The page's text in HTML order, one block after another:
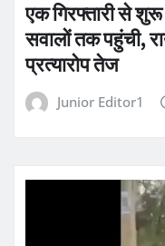
एक गिरफ्तारी से
सवालों तक पहुंची,
प्रत्यारोप तेज
Junior Editor1